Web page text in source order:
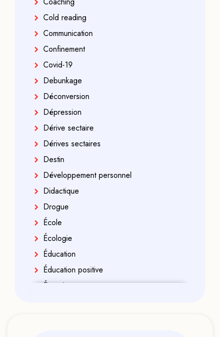
Cold reading
Communication
Confinement
Covid-19
Debunkage
Déconversion
Dépression
Dérive sectaire
Dérives sectaires
Destin
Développement personnel
Didactique
Drogue
École
Écologie
Éducation
Éducation positive
Énergies